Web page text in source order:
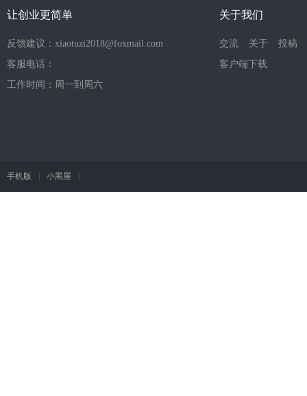
让创业更简单
反馈建议：xiaotuzi2018@foxmail.com
客服电话：
工作时间：周一到周六
关于我们
交流 关于
投稿
客户端下载
手机版 | 小黑屋 |